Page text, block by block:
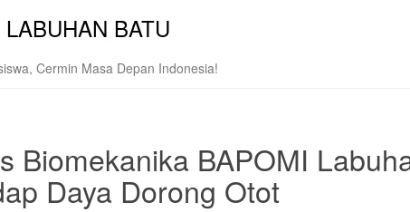
BATU
Cermin Masa Depan Indonesia!
Biomekanika BAPOMI
Daya Dorong Otot